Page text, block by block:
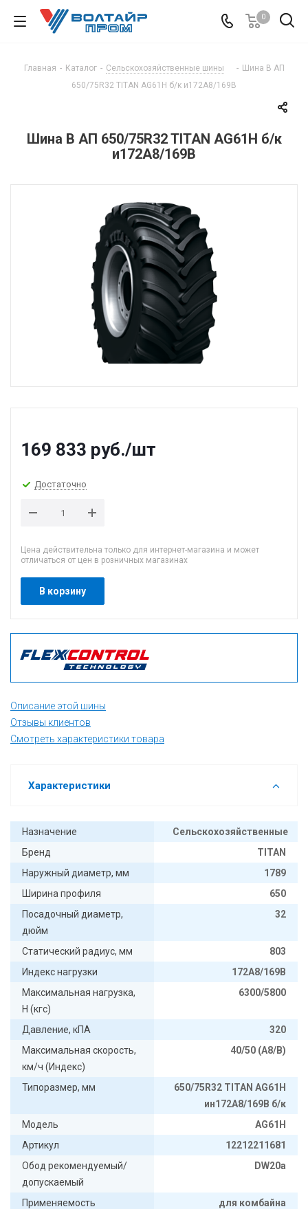
0
Главная - Каталог - Сельскохозяйственные шины - Шина В АП
650/75R32 TITAN AG61H б/к и172А8/169В
Шина В АП 650/75R32 TITAN AG61H б/к
и172А8/169В
169 833 руб./шт
Достаточно
Цена действительна только для интернет-магазина и может
отличаться от цен в розничных магазинах
В корзину
Описание этой шины
Отзывы клиентов
Смотреть характеристики товара
Характеристики
Назначение
Сельскохозяйственные
Бренд
TITAN
Наружный диаметр, мм
1789
Ширина профиля
650
Посадочный диаметр,
дюйм
32
Статический радиус, мм
803
Индекс нагрузки
172A8/169B
Максимальная нагрузка,
Н (кгс)
6300/5800
Давление, кПА
320
Максимальная скорость,
км/ч (Индекс)
40/50 (A8/B)
Типоразмер, мм
650/75R32 TITAN AG61H
ин172A8/169B б/к
Модель
AG61H
Артикул
12212211681
Обод рекомендуемый/
допускаемый
DW20a
Применяемость
для комбайна